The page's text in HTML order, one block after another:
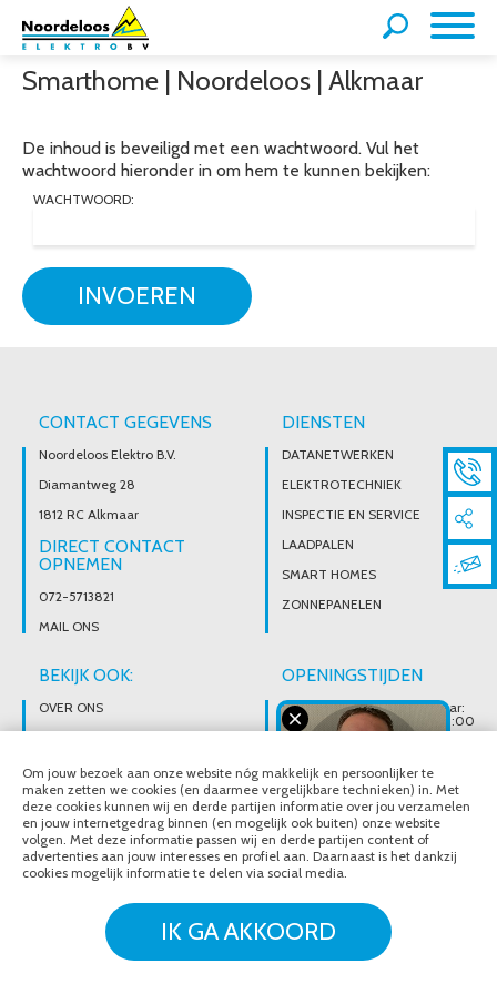
Smarthome | Noordeloos | Alkmaar
De inhoud is beveiligd met een wachtwoord. Vul het
wachtwoord hieronder in om hem te kunnen bekijken:
WACHTWOORD:
INVOEREN
CONTACT GEGEVENS
Noordeloos Elektro B.V.
Diamantweg 28
1812 RC Alkmaar
DIRECT CONTACT
OPNEMEN
072-5713821
MAIL ONS
DIENSTEN
DATANETWERKEN
ELEKTROTECHNIEK
INSPECTIE EN SERVICE
LAADPALEN
SMART HOMES
ZONNEPANELEN
BEKIJK OOK:
OVER ONS
VACATURES
OPENINGSTIJDEN
Wij zijn telefonisch bereikbaar:
Maandag tot vrijdag van 08:00
t/m 17:00 uur
particuliere verkoop.
Afhalen van materialen is
alleen mogelijk na telefonisch
contact.
Over ons
Brochures
Vacatures
Om jouw bezoek aan onze website nóg makkelijk en persoonlijker te
maken zetten we cookies (en daarmee vergelijkbare technieken) in. Met
deze cookies kunnen wij en derde partijen informatie over jou verzamelen
en jouw internetgedrag binnen (en mogelijk ook buiten) onze website
volgen. Met deze informatie passen wij en derde partijen content of
advertenties aan jouw interesses en profiel aan. Daarnaast is het dankzij
cookies mogelijk informatie te delen via social media.
IK GA AKKOORD